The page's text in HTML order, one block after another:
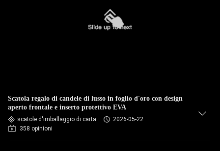
Scatola regalo di candele di lusso in foglio d'oro con design
aperto frontale e inserto protettivo EVA
scatole d'imballaggio di carta
2026-05-22
358 opinioni